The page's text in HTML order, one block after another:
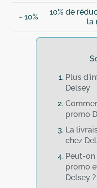
- 10%
10% de
la
Plus
Delsey
promo
La
chez
Peut-
promo
Delsey ?